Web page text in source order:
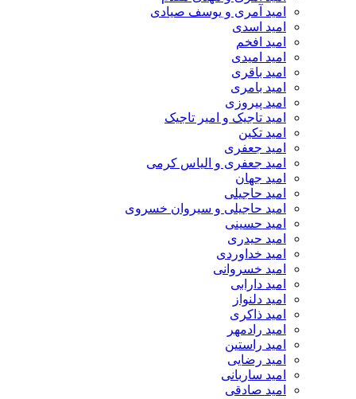
امید آمری و یوسف صیادی
امید اسدی
امید افخم
امید امیدی
امید باقری
امید بامری
امید پیروزی
امید تاجیک و امیر تاجیک
امید تکین
امید جعفری
امید جعفری و الیاس کرمی
امید جهان
امید حاجیلی
امید حاجیلی و سیروان خسروی
امید حسینی
امید حیدری
امید خداوردی
امید خسروانی
امید دارابی
امید دلنواز
امید ذاکری
امید رادمهر
امید راستین
امید رضایی
امید ساربانی
امید صادقی